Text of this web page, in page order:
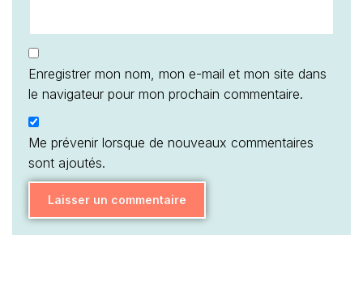
Enregistrer mon nom, mon e-mail et mon site dans
le navigateur pour mon prochain commentaire.
Me prévenir lorsque de nouveaux commentaires
sont ajoutés.